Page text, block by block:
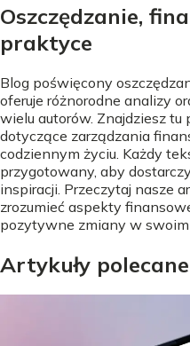
Oszczędzanie,
praktyce
Blog poświęcony
oferuje różnorodne analizy
wielu autorów. Znajdziesz tu
dotyczące zarządzania
codziennym życiu. Każdy
przygotowany, aby
inspiracji. Przeczytaj nasze
zrozumieć aspekty
pozytywne zmiany w swoim
Artykuły